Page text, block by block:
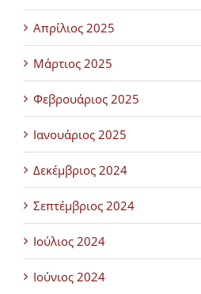
Απρίλιος 2025
Μάρτιος 2025
Φεβρουάριος 2025
Ιανουάριος 2025
Δεκέμβριος 2024
Σεπτέμβριος 2024
Ιούλιος 2024
Ιούνιος 2024